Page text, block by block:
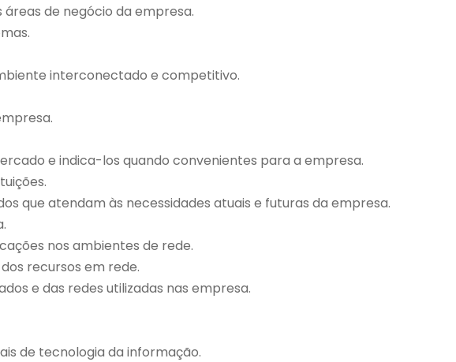
de negócio da empresa.
interconectado e competitivo.
e indica-los quando convenientes para a empresa.
que atendam às necessidades atuais e futuras da empresa.
nos ambientes de rede.
recursos em rede.
e das redes utilizadas nas empresa.
de tecnologia da informação.